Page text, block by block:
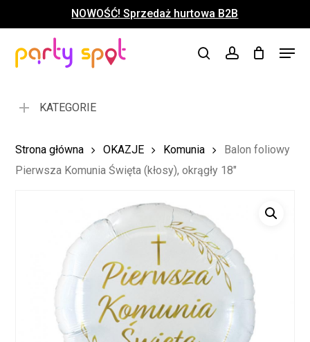
to
content
NOWOŚĆ! Sprzedaż hurtowa B2B
searchaccount
Menu
Koszyk Close
KATEGORIE
Strona główna OKAZJE Komunia
Balon foliowy
Pierwsza Komunia Święta (kłosy), okrągły 18″
Menu